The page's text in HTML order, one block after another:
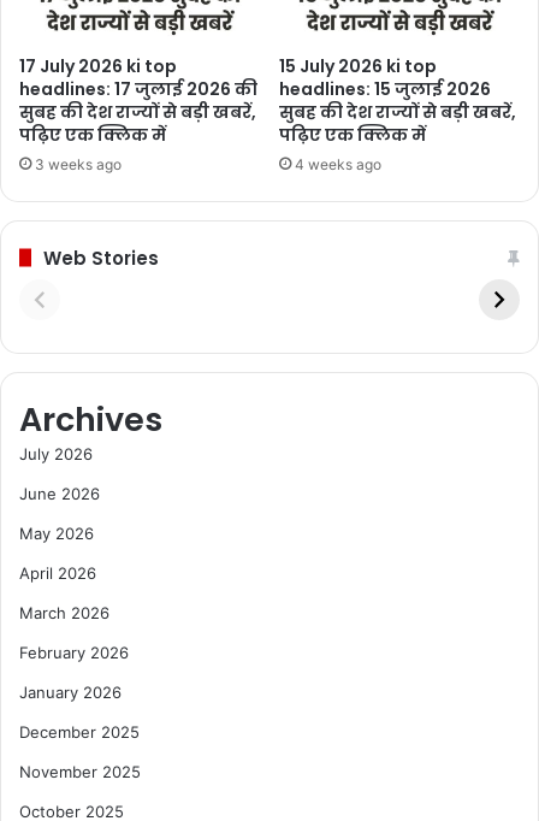
17 July 2026 ki top
headlines: 17 जुलाई 2026 की
सुबह की देश राज्यों से बड़ी खबरें,
पढ़िए एक क्लिक में
3 weeks ago
15 July 2026 ki top
headlines: 15 जुलाई 2026
सुबह की देश राज्यों से बड़ी खबरें,
पढ़िए एक क्लिक में
4 weeks ago
Web Stories
Archives
July 2026
June 2026
May 2026
April 2026
March 2026
February 2026
January 2026
December 2025
November 2025
October 2025